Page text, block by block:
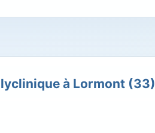
à Lormont